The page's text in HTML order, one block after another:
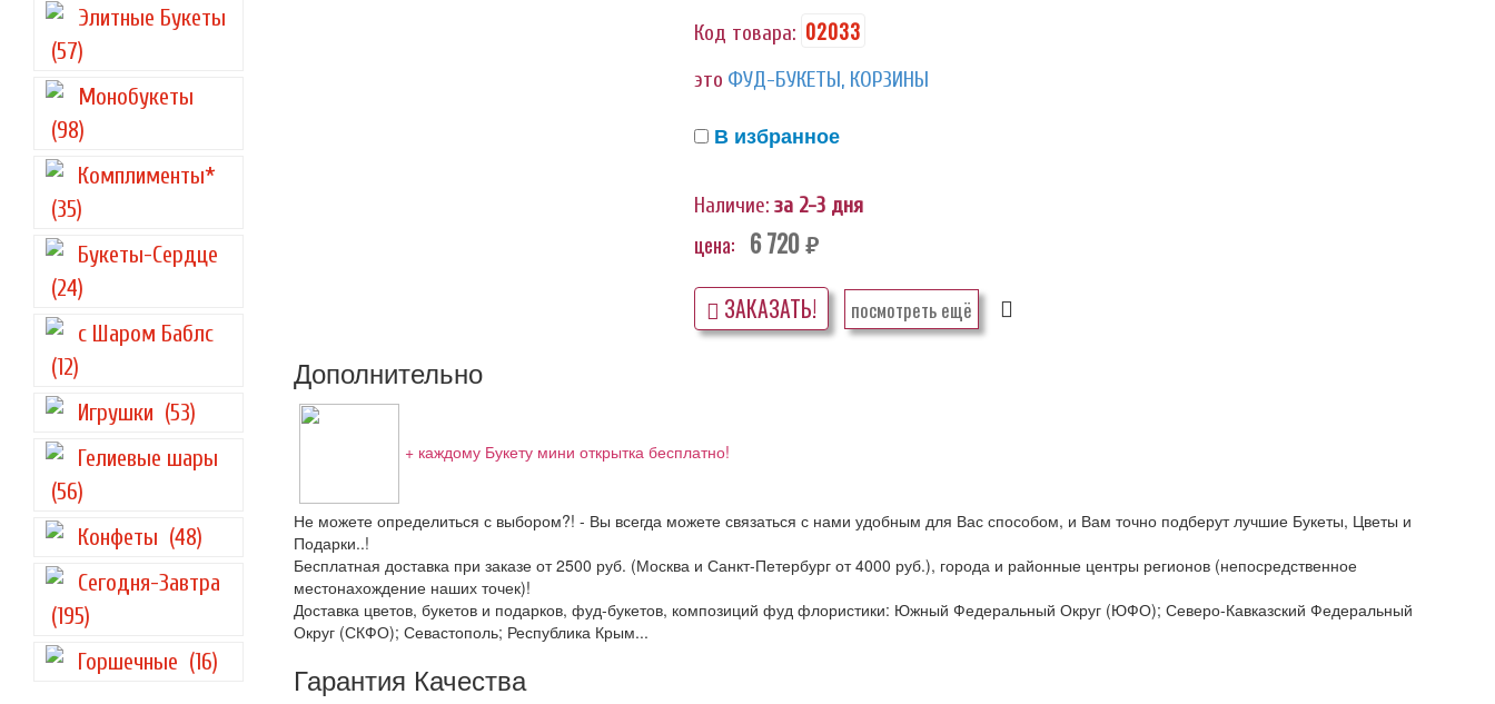
Элитные Букеты
(57)
Монобукеты
(98)
Комплименты*
(35)
Букеты-Сердце
(24)
с Шаром Баблс
(12)
Игрушки (53)
Гелиевые шары
(56)
Конфеты (48)
Сегодня-Завтра
(195)
Горшечные (16)
Код товара: 02033
это ФУД-БУКЕТЫ, КОРЗИНЫ
В избранное
Наличие: за 2-3 дня
цена: 6 720 руб.
ЗАКАЗАТЬ! посмотреть ещё
Дополнительно
+ каждому Букету мини открытка бесплатно!
Не можете определиться с выбором?! - Вы всегда можете связаться с нами удобным для Вас способом, и Вам точно подберут лучшие Букеты, Цветы и
Подарки..!
Бесплатная доставка при заказе от 2500 руб. (Москва и Санкт-Петербург от 4000 руб.), города и районные центры регионов (непосредственное
местонахождение наших точек)!
Доставка цветов, букетов и подарков, фуд-букетов, композиций фуд флористики: Южный Федеральный Округ (ЮФО); Северо-Кавказский Федеральный
Округ (СКФО); Севастополь; Республика Крым...
Гарантия Качества